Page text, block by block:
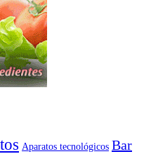
Aparatos tecnológicos Bar